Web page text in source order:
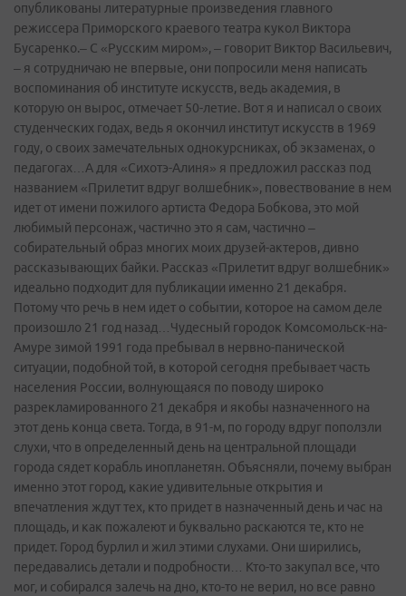
опубликованы литературные произведения главного
режиссера Приморского краевого театра кукол Виктора
Бусаренко.– С «Русским миром», – говорит Виктор Васильевич,
– я сотрудничаю не впервые, они попросили меня написать
воспоминания об институте искусств, ведь академия, в
которую он вырос, отмечает 50-летие. Вот я и написал о своих
студенческих годах, ведь я окончил институт искусств в 1969
году, о своих замечательных однокурсниках, об экзаменах, о
педагогах…А для «Сихотэ-Алиня» я предложил рассказ под
названием «Прилетит вдруг волшебник», повествование в нем
идет от имени пожилого артиста Федора Бобкова, это мой
любимый персонаж, частично это я сам, частично –
собирательный образ многих моих друзей-актеров, дивно
рассказывающих байки. Рассказ «Прилетит вдруг волшебник»
идеально подходит для публикации именно 21 декабря.
Потому что речь в нем идет о событии, которое на самом деле
произошло 21 год назад…Чудесный городок Комсомольск-на-
Амуре зимой 1991 года пребывал в нервно-панической
ситуации, подобной той, в которой сегодня пребывает часть
населения России, волнующаяся по поводу широко
разрекламированного 21 декабря и якобы назначенного на
этот день конца света. Тогда, в 91-м, по городу вдруг поползли
слухи, что в определенный день на центральной площади
города сядет корабль инопланетян. Объясняли, почему выбран
именно этот город, какие удивительные открытия и
впечатления ждут тех, кто придет в назначенный день и час на
площадь, и как пожалеют и буквально раскаются те, кто не
придет. Город бурлил и жил этими слухами. Они ширились,
передавались детали и подробности… Кто-то закупал все, что
мог, и собирался залечь на дно, кто­-то не верил, но все равно